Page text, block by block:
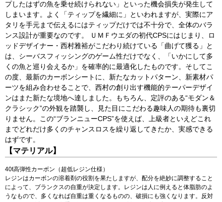
プしたはずの魚を乗せ続けられない」といった機会損失が発生して
しまいます。よく「ティップを繊細に」といわれますが、実際にア
タリを手元まで伝えるにはティップだけでは不十分で、全体のバラ
ンス設計が重要なのです。 ＵＭＦウエダの初代CPSにはじまり、ロ
ッドデザイナー・西村雅裕がこだわり続けている「曲げて獲る」と
は、シーバスフィッシングのゲーム性だけでなく、「いかにして多
くの魚と巡り会えるか」を確率的に最適化したものです。そしてこ
の度、最新のカーボンシートに、新たなカットパターン、新素材パ
ーツを組み合わせることで、西村の創り出す機能的テーパーデザイ
ンはまた新たな境地へ達しました。もちろん、定評のある“モダン＆
クラシック”の外観を踏襲し、見た目にこだわる趣味人の期待も裏切
りません。この“ブランニューCPS”を使えば、上級者といえどこれ
までどれだけ多くのチャンスロスを繰り返してきたか、実感できる
はずです。
【マテリアル】
40t高弾性カーボン（超低レジン仕様）
レジンはカーボンの溶着剤の役割を果たしますが、配分を絶妙に調整すること
によって、ブランクスの自重が決定します。レジンは人に例えると体脂肪のよ
うなもので、多くなれば自重は重くなるものの、破損にも強くなります。反対